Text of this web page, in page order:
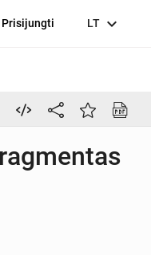
Prisijungti LT expand_more